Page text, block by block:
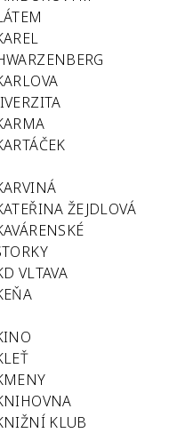
ŽEJDLOVÁ
VLTAVA
KLUB